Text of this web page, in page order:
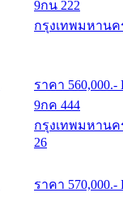
9กน 222
กรุงเทพมหานค
ราคา 560,000.-
9กค 444
กรุงเทพมหานค
26
ราคา 570,000.-